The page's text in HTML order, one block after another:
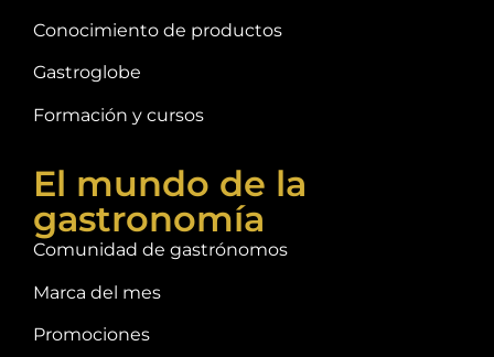
Conocimiento de productos
Gastroglobe
Formación y cursos
El mundo de la
gastronomía
Comunidad de gastrónomos
Marca del mes
Promociones